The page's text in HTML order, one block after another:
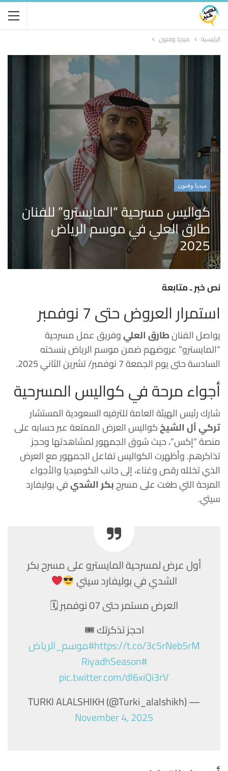
الرئيسية ميديا وفنون
ميديا وفنون
كواليس مسرحية “المايسترو” للفنان
طارق العلي في موسم الرياض
2025
نص خبر ـ متابعة
استمرار العروض حتى 7 نوفمبر
يواصل الفنانطارق العليوفريق عمل مسرحية
“المايسترو” عروضهم ضمن موسم الرياض بنسخته
السادسة حتى يوم الجمعة 7 نوفمبر/ تشرين الثاني 2025.
أجواء مرحة في كواليس المسرحية
شارك رئيس الهيئة العامة للترفيه السعودية المستشار
تركي آل الشيخكواليس العرض الممتعة عبر حسابه على
منصة “إكس”، حيث شوق الجمهور لمشاهدتها وحجز
تذاكرهم. وأظهرت الكواليس تفاعل الجمهور مع العرض
الذي تخلله رقص وغناء، إلى جانب الكوميديا والأجواء
المرحة التي طغت على مسرحبكر الشديفي بوليفارد
سيتي.
أول عرض لمسرحية المايسترو على مسرح بكر
الشدي في بوليفارد سيتي
العرض مستمر حتى 07 نوفمبر 🗓
احجز تذكرتك 🎟
https://t.co/3c5rNeb5rM#موسم_الرياض
#RiyadhSeason
pic.twitter.com/dI6xiQi3rV
— TURKI ALALSHIKH (@Turki_alalshikh)
November 4, 2025